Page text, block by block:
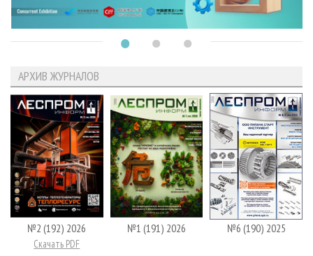
АРХИВ ЖУРНАЛОВ
№2 (192) 2026
Скачать PDF
№1 (191) 2026 №6 (190) 2025